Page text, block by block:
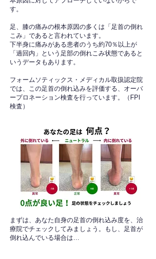
す。
足、膝の痛みの根本原因の多くは「足首の倒れ
こみ」であると言われています。
下半身に痛みがある患者のうち約70％以上が
「過回内」という足部の倒れこみ状態であると
いうデータもあります。
フォームソティックス・メディカル取扱認定院
では、この足首の倒れ込みを評価する、オーバ
ープロネーション検査を行っています。（FPI
検査）​
​まずは、あなた自身の足首の倒れ込み度を、治
療院でチェックしてみましょう。もし、足首が
倒れ込んでいる場合は…